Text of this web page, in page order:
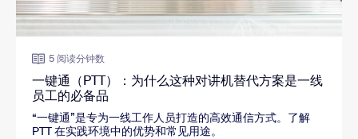
5 阅读分钟数
一键通（PTT）：为什么这种对讲机替代方案是一线
员工的必备品
“一键通”是专为一线工作人员打造的高效通信方式。了解
PTT 在实践环境中的优势和常见用途。